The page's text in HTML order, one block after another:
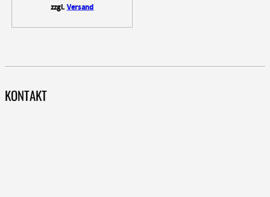
zzgl.Versand
KONTAKT